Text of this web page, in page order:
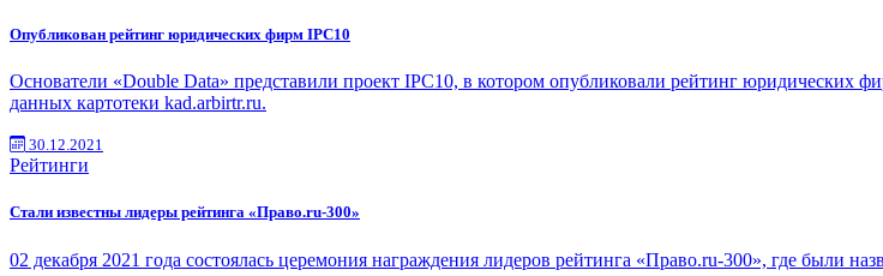
Опубликован рейтинг юридических фирм IPC10
Основатели «Double Data» представили проект IPC10, в котором опубликовали рейтинг юридических
данных картотеки kad.arbirtr.ru.
30.12.2021
Рейтинги
Стали известны лидеры рейтинга «Право.ru-300»
02 декабря 2021 года состоялась церемония награждения лидеров рейтинга «Право.ru-300», где были